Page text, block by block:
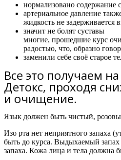
нормализовано содержание
артериальное давление
жидкость не задерживается
значит не болят суставы
многие, прошедшие курс
радостью, что, образно
заменили себе своё старое
Все это получаем
Детокс, проходя
и очищение.
Язык должен быть чистый,
Изо рта нет неприятного запаха
быть до курса. Выдыхаемый запах
запаха. Кожа лица и тела должна